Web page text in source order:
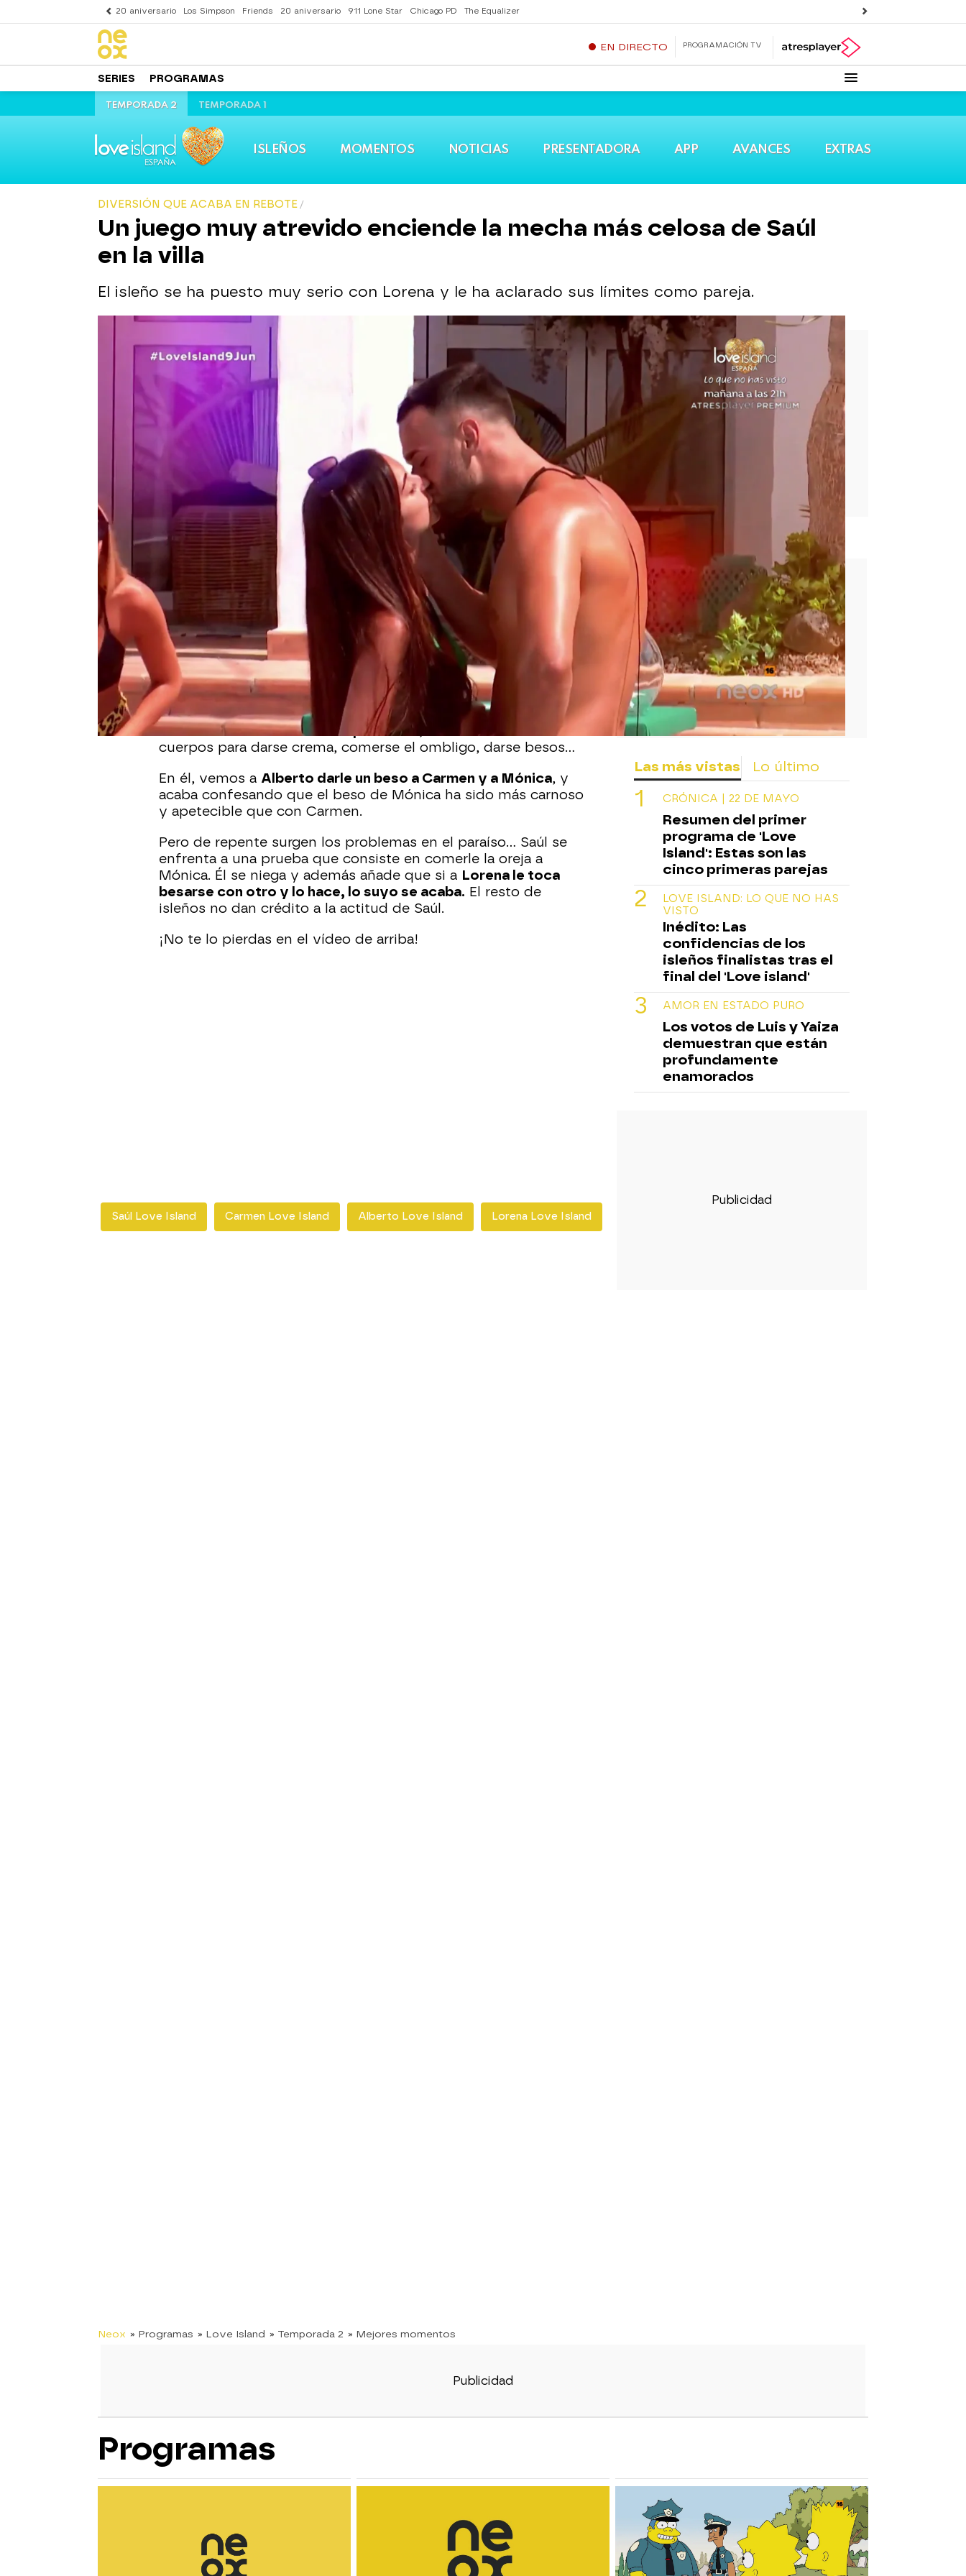
20 aniversario Los Simpson Friends 20 aniversario 911 Lone Star Chicago PD The Equalizer
EN DIRECTO PROGRAMACIÓN TV
SERIES PROGRAMAS
TEMPORADA 2 TEMPORADA 1
ISLEÑOS MOMENTOS NOTICIAS PRESENTADORA APP AVANCES EXTRAS
DIVERSIÓN QUE ACABA EN REBOTE
Un juego muy atrevido enciende la mecha más celosa de Saúl
en la villa
El isleño se ha puesto muy serio con Lorena y le ha aclarado sus límites como pareja.
Love Island
Madrid
Publicado:09 de junio de 2022, 21:49
Whatsapp Flipboard
Love Island
Madrid
Publicado: 09 de junio de 2022, 21:49
WhatsappFacebook
X Flipboard
Los isleños hacen un juego en el que las pruebas les ponen en
situaciones “subidas de temperatura”
, como frotar los
cuerpos para darse crema, comerse el ombligo, darse besos…
En él, vemos a Alberto darle un beso a Carmen y a Mónica, y
acaba confesando que el beso de Mónica ha sido más carnoso
y apetecible que con Carmen.
Pero de repente surgen los problemas en el paraíso… Saúl se
enfrenta a una prueba que consiste en comerle la oreja a
Mónica. Él se niega y además añade que si a Lorena le toca
besarse con otro y lo hace, lo suyo se acaba. El resto de
isleños no dan crédito a la actitud de Saúl.
¡No te lo pierdas en el vídeo de arriba!
Saúl Love Island Carmen Love Island Alberto Love Island Lorena Love Island
Neox » Programas » Love Island » Temporada 2 » Mejores momentos
Las más vistas Lo último
CRÓNICA | 22 DE MAYO
Resumen del primer
programa de 'Love
Island': Estas son las
cinco primeras parejas
LOVE ISLAND: LO QUE NO HAS
VISTO
Inédito: Las
confidencias de los
isleños finalistas tras el
final del 'Love island'
AMOR EN ESTADO PURO
Los votos de Luis y Yaiza
demuestran que están
profundamente
enamorados
Programas